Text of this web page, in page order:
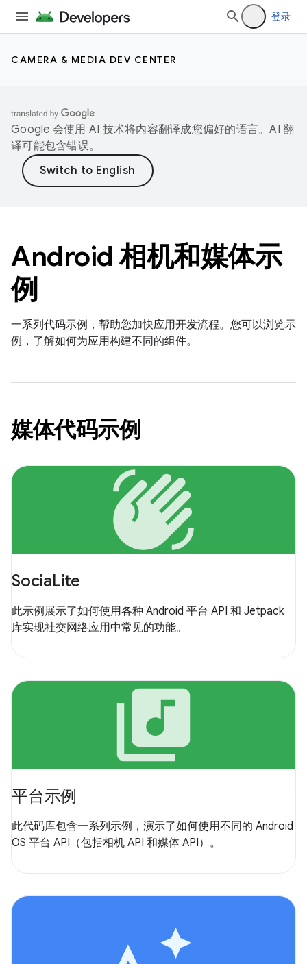
登录
CAMERA & MEDIA DEV CENTER
Google 会使用 AI 技术将内容翻译成您偏好的语言。AI 翻
译可能包含错误。
Android 相机和媒体示
例
一系列代码示例，帮助您加快应用开发流程。您可以浏览示
例，了解如何为应用构建不同的组件。
媒体代码示例
waving_hand
SociaLite
此示例展示了如何使用各种 Android 平台 API 和 Jetpack
库实现社交网络应用中常见的功能。
library_music
平台示例
此代码库包含一系列示例，演示了如何使用不同的 Android
OS 平台 API（包括相机 API 和媒体 API）。